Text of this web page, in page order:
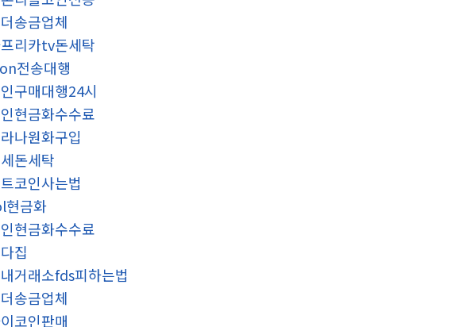
송금업체
리카tv돈세탁
전송대행
구매대행24시
현금화수수료
나원화구입
돈세탁
코인사는법
현금화
현금화수수료
집
거래소fds피하는법
송금업체
코인판매